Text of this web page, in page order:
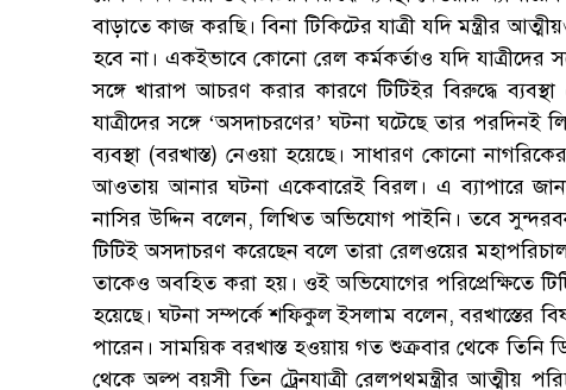
বাড়াতে কাজ করছি। বিনা টিকিটের যাত্রী যদি মন্ত্রীর
হবে না। একইভাবে কোনো রেল কর্মকর্তাও যদি যাত্রীদের
সঙ্গে খারাপ আচরণ করার কারণে টিটিইর বিরুদ্ধে
যাত্রীদের সঙ্গে ‘অসদাচরণের’ ঘটনা ঘটেছে তার
ব্যবস্থা (বরখাস্ত) নেওয়া হয়েছে। সাধারণ কোনো
আওতায় আনার ঘটনা একেবারেই বিরল। এ ব্যাপারে
নাসির উদ্দিন বলেন, লিখিত অভিযোগ পাইনি। তবে সুন্দরবন
টিটিই অসদাচরণ করেছেন বলে তারা রেলওয়ের
তাকেও অবহিত করা হয়। ওই অভিযোগের পরিপ্রেক্ষিতে
হয়েছে। ঘটনা সম্পর্কে শফিকুল ইসলাম বলেন, বরখাস্তের
পারেন। সাময়িক বরখাস্ত হওয়ায় গত শুক্রবার থেকে তিনি
থেকে অল্প বয়সী তিন ট্রেনযাত্রী রেলপথমন্ত্রীর আত্মীয়